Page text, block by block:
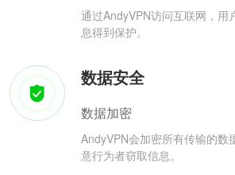
通过AndyVPN访问互联网，用
息得到保护。
数据安全
数据加密
AndyVPN会加密所有传输的数
意行为者窃取信息。